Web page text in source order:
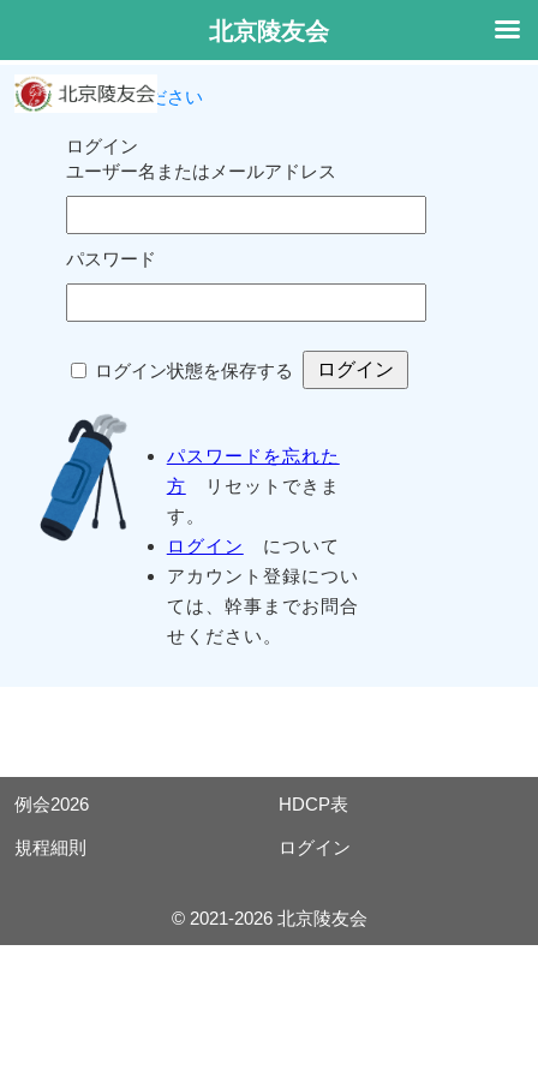
ログインしてください
ログイン
ユーザー名またはメールアドレス
パスワード
ログイン状態を保存する
パスワードを忘れた
方 リセットできま
す。
ログイン
について
アカウント登録につい
ては、幹事までお問合
せください。
例会2026 HDCP表
規程細則 ログイン
© 2021-2026 北京陵友会
北京陵友会